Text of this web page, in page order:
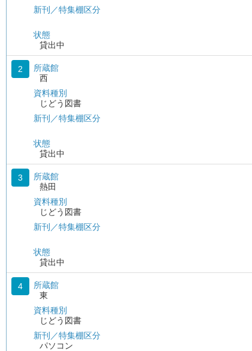
新刊／特集棚区分
状態
貸出中
2
所蔵館
西
資料種別
じどう図書
新刊／特集棚区分
状態
貸出中
3
所蔵館
熱田
資料種別
じどう図書
新刊／特集棚区分
状態
貸出中
4
所蔵館
東
資料種別
じどう図書
新刊／特集棚区分
パソコン